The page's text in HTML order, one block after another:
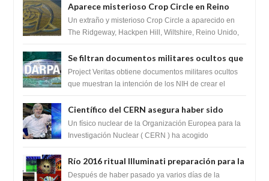
Aparece misterioso Crop Circle en Reino
Unido 23 de junio 2016
Un extraño y misterioso Crop Circle a aparecido en
The Ridgeway, Hackpen Hill, Wiltshire, Reino Unido,
Se filtran documentos militares ocultos que
muestran la intención de los NIH de crear el
SARS-CoV-2, utilizando la investigación de
Project Veritas obtiene documentos militares ocultos
que muestran la intención de los NIH de crear el
Científico del CERN asegura haber sido
ayudado por seres de luz durante una
prueba del Colisionador de Hadrones
Un físico nuclear de la Organización Europea para la
Investigación Nuclear ( CERN ) ha acogido
Río 2016 ritual Illuminati preparación para la
llegada del anticristo o una entidad
Después de haber pasado ya varios días de la